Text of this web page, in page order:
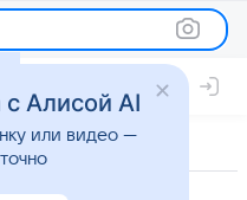
Алисой AI
или видео —